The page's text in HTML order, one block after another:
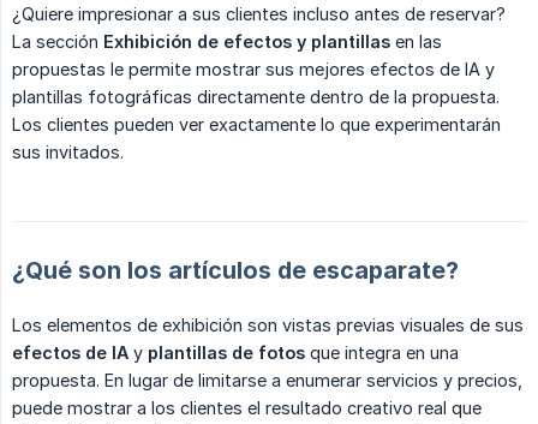
¿Quiere impresionar a sus clientes incluso antes de reservar?
La sección Exhibición de efectos y plantillas en las
propuestas le permite mostrar sus mejores efectos de IA y
plantillas fotográficas directamente dentro de la propuesta.
Los clientes pueden ver exactamente lo que experimentarán
sus invitados.
¿Qué son los artículos de escaparate?
Los elementos de exhibición son vistas previas visuales de sus
efectos de IA y plantillas de fotos que integra en una
propuesta. En lugar de limitarse a enumerar servicios y precios,
puede mostrar a los clientes el resultado creativo real que